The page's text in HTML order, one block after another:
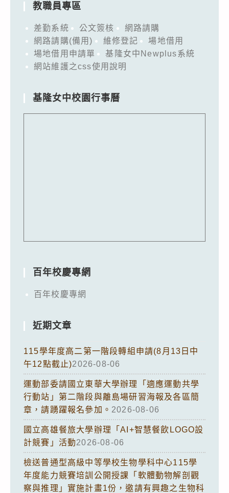
教職員專區
差勤系統 公文簽核
網路請購
網路請購(備用)
維修登記
場地借用
場地借用申請單
基隆女中Newplus系統
網站維護之css使用說明
基隆女中校園行事曆
百年校慶專網
百年校慶專網
近期文章
115學年度高二第一階段轉組申請(8月13日中
午12點截止)2026-08-06
運動部委請國立東華大學辦理「適應運動共學
行動站」第二階段與離島場研習海報及各區簡
章，請踴躍報名參加。 2026-08-06
國立高雄餐旅大學辦理「AI+智慧餐飲LOGO設
計競賽」活動2026-08-06
檢送普通型高級中等學校生物學科中心115學
年度能力競賽培訓公開授課「軟體動物解剖觀
察與推理」實施計畫1份，邀請有興趣之生物科